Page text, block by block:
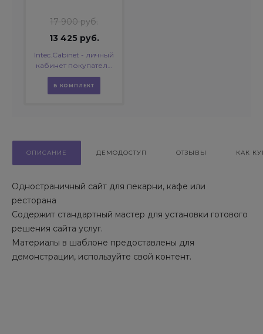
17 900 руб.
13 425 руб.
Intec.Cabinet - личный
кабинет покупателя
для интернет-
магазина (B2B и B2C)
В КОМПЛЕКТ
ОПИСАНИЕ ДЕМОДОСТУП ОТЗЫВЫ КАК
Одностраничный сайт для пекарни, кафе или
ресторана
Содержит стандартный мастер для установки готового
решения сайта услуг.
Материалы в шаблоне предоставлены для
демонстрации, используйте свой контент.